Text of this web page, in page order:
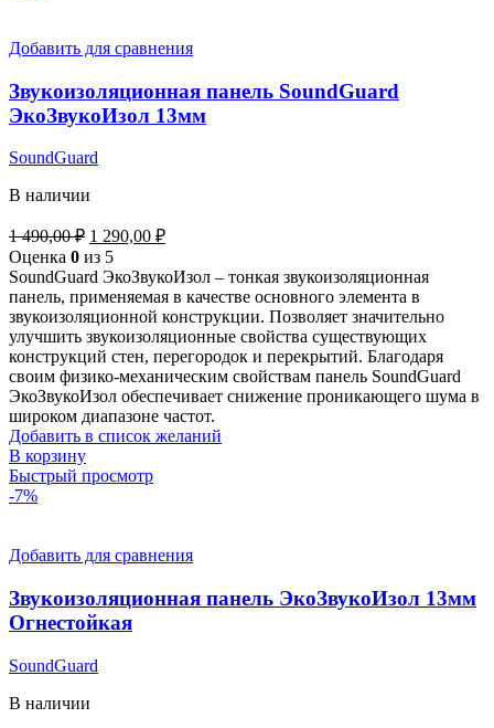
Добавить для сравнения
Звукоизоляционная панель SoundGuard
ЭкоЗвукоИзол 13мм
SoundGuard
В наличии
1 490,00₽ Первоначальная
цена
составляла
1
490,00 ₽.
1 290,00 ₽Текущая
1
290,00 ₽.
Оценка 0 из 5
SoundGuard ЭкоЗвукоИзол – тонкая звукоизоляционная
панель, применяемая в качестве основного элемента в
звукоизоляционной конструкции. Позволяет значительно
улучшить звукоизоляционные свойства существующих
конструкций стен, перегородок и перекрытий. Благодаря
своим физико-механическим свойствам панель SoundGuard
ЭкоЗвукоИзол обеспечивает снижение проникающего шума в
широком диапазоне частот.
Добавить в список желаний
В корзину
Быстрый просмотр
-7%
Добавить для сравнения
Звукоизоляционная панель ЭкоЗвукоИзол 13мм
Огнестойкая
SoundGuard
В наличии